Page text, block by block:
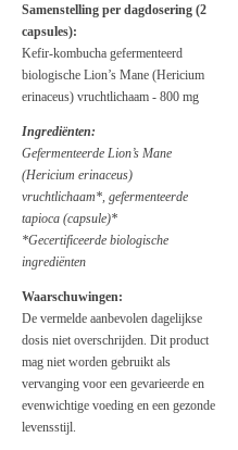
Samenstelling per dagdosering (2
capsules):
Kefir-kombucha gefermenteerd
biologische Lion’s Mane (Hericium
erinaceus) vruchtlichaam - 800 mg
Ingrediënten:
Gefermenteerde Lion’s Mane
(Hericium erinaceus)
vruchtlichaam*, gefermenteerde
tapioca (capsule)*
*Gecertificeerde biologische
ingrediënten
Waarschuwingen:
De vermelde aanbevolen dagelijkse
dosis niet overschrijden. Dit product
mag niet worden gebruikt als
vervanging voor een gevarieerde en
evenwichtige voeding en een gezonde
levensstijl.